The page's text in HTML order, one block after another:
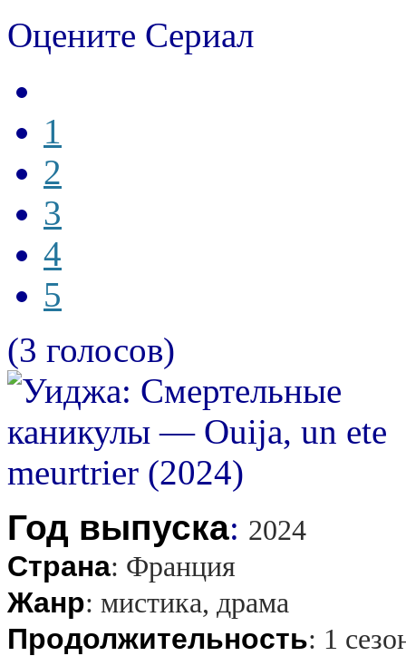
Оцените Сериал
1
2
3
4
5
(3 голосов)
Год выпуска: 2024
Страна: Франция
Жанр: мистика, драма
Продолжительность: 1